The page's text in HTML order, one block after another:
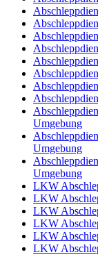
Umgebung
Umgebung
Umgebung
LKW
LKW
LKW
LKW
LKW
LKW